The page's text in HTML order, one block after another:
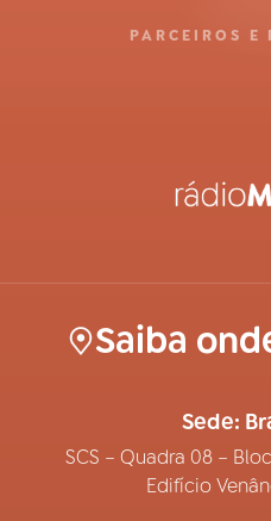
PARCEIROS E
Saiba
Sede:
SCS – Quadra 08 –
Edifício